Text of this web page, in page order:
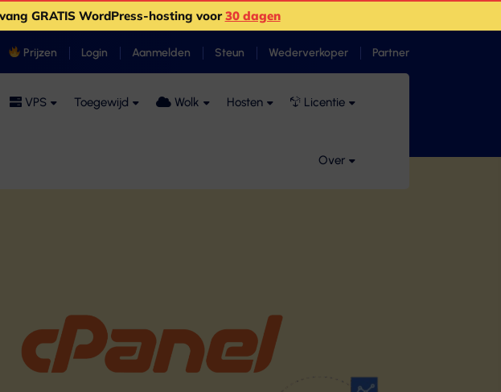
GRATIS WordPress-hosting voor30 dagen
Prijzen Login Aanmelden Steun Wederverkoper Partner
VPS Toegewijd Wolk Hosten Licentie
Over